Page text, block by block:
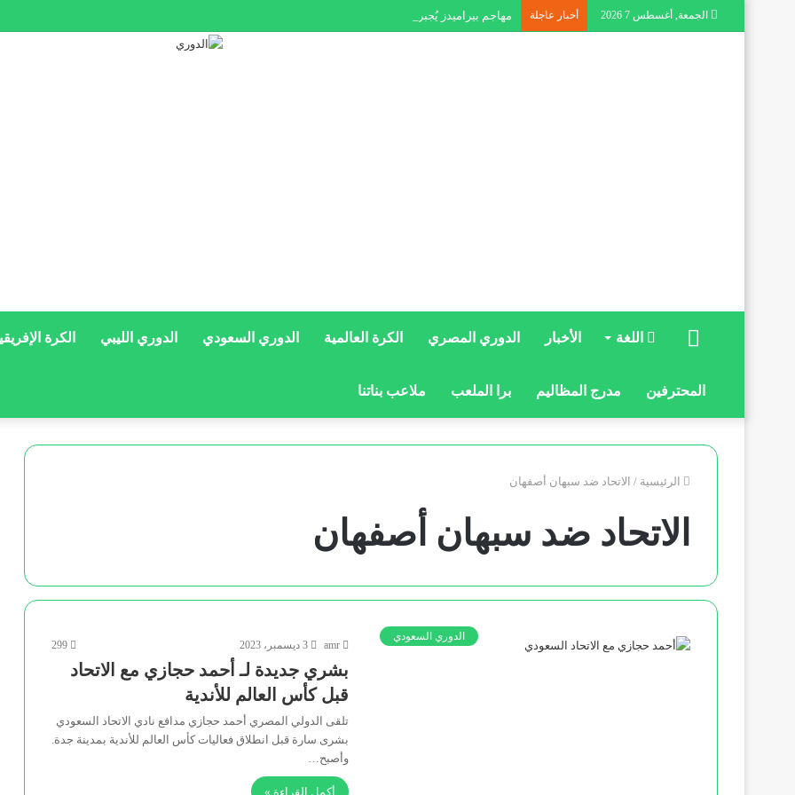
الجمعة, أغسطس 7 2026 أخبار عاجلة مهاجم بيراميدز يُجبر السويحلي الليبي على ضم نجم عالمي
الرئيسيةاللغة الأخبار الدوري المصري الكرة العالمية الدوري السعودي الدوري الليبي الكرة
المحترفين مدرج المظاليم برا الملعب ملاعب بناتنا
الرئيسية / الاتحاد ضد سبهان أصفهان
الاتحاد ضد سبهان أصفهان
الدوري السعودي
amr 3 ديسمبر، 2023 299
بشري جديدة لـ أحمد حجازي مع الاتحاد
قبل كأس العالم للأندية
تلقى الدولي المصري أحمد حجازي مدافع نادي الاتحاد السعودي
بشرى سارة قبل انطلاق فعاليات كأس العالم للأندية بمدينة جدة.
وأصبح…
أكمل القراءة »